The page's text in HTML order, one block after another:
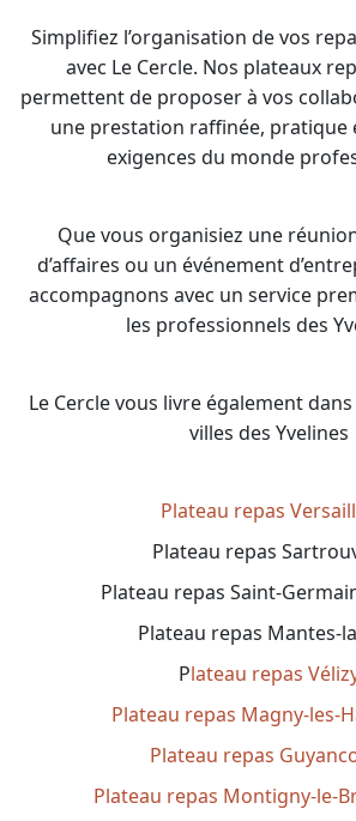
Simplifiez l’organisation de vos
avec Le Cercle. Nos plateaux
permettent de proposer à vos
une prestation raffinée, pratique
exigences du monde
Que vous organisiez une
d’affaires ou un événement
accompagnons avec un service
les professionnels des
Le Cercle vous livre également
villes des Yvelines
Plateau repas
Plateau repas
Plateau repas Saint-
Plateau repas Mantes-
Plateau repas
Plateau repas Magny-les-
Plateau repas
Plateau repas Montigny-le-